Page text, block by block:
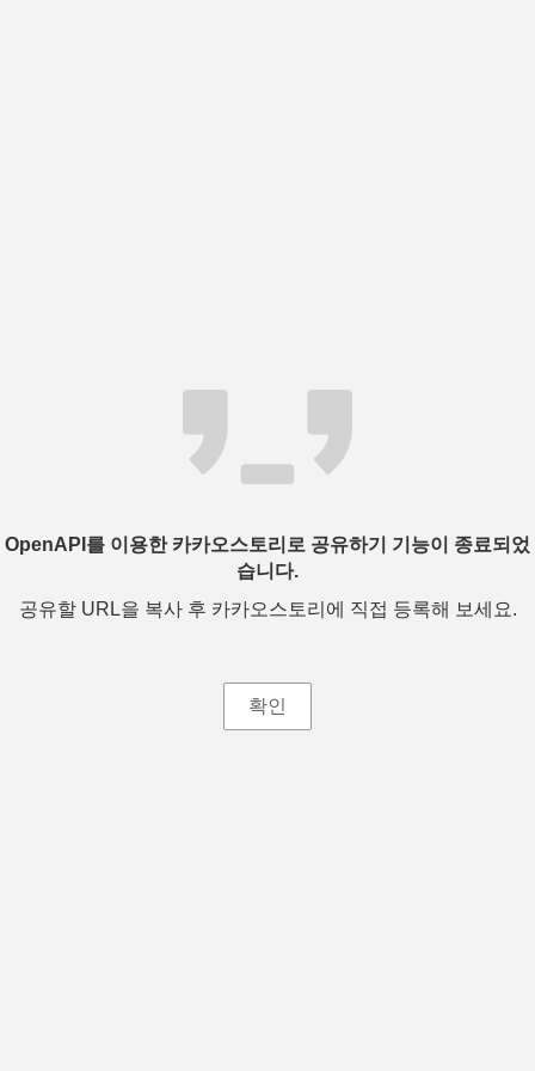
OpenAPI를 이용한 카카오스토리로 공유하기 기능이 종료되었
습니다.
공유할 URL을 복사 후 카카오스토리에 직접 등록해 보세요.
확인